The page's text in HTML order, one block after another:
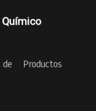
Productos